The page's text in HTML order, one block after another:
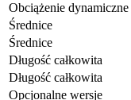
Obciążenie dynamiczne
Średnice
Średnice
Długość całkowita
Długość całkowita
Opcjonalne wersje